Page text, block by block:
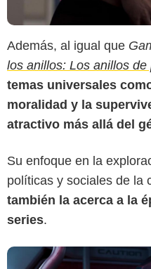
Además, al igual que
los anillos: Los anillos de
temas universales
moralidad y la
atractivo más allá del
Su enfoque en la
políticas y sociales de la
también la acerca a la
series.